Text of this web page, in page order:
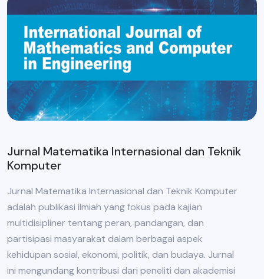
Jurnal Matematika Internasional dan Teknik
Komputer
Jurnal Matematika Internasional dan Teknik Komputer
adalah publikasi ilmiah yang fokus pada kajian
multidisipliner tentang peran, pandangan, dan
partisipasi masyarakat dalam berbagai aspek
kehidupan sosial, ekonomi, politik, dan budaya. Jurnal
ini mengundang kontribusi dari peneliti dan akademisi